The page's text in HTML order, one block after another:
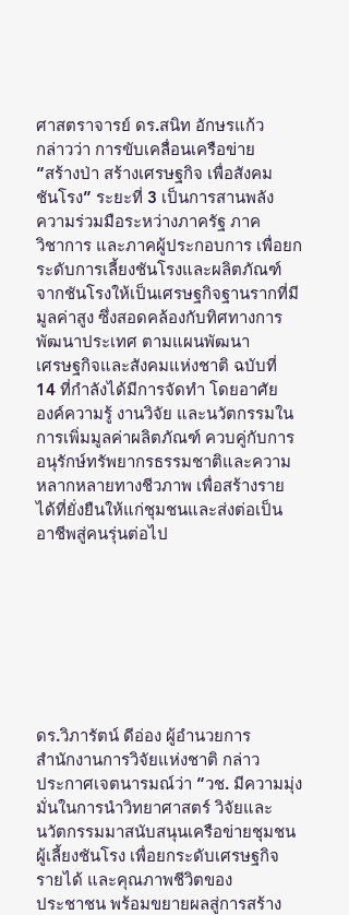
ศาสตราจารย์ ดร.สนิท อักษรแก้ว
กล่าวว่า การขับเคลื่อนเครือข่าย
“สร้างป่า สร้างเศรษฐกิจ เพื่อสังคม
ชันโรง” ระยะที่ 3 เป็นการสานพลัง
ความร่วมมือระหว่างภาครัฐ ภาค
วิชาการ และภาคผู้ประกอบการ เพื่อยก
ระดับการเลี้ยงชันโรงและผลิตภัณฑ์
จากชันโรงให้เป็นเศรษฐกิจฐานรากที่มี
มูลค่าสูง ซึ่งสอดคล้องกับทิศทางการ
พัฒนาประเทศ ตามแผนพัฒนา
เศรษฐกิจและสังคมแห่งชาติ ฉบับที่
14 ที่กำลังได้มีการจัดทำ โดยอาศัย
องค์ความรู้ งานวิจัย และนวัตกรรมใน
การเพิ่มมูลค่าผลิตภัณฑ์ ควบคู่กับการ
อนุรักษ์ทรัพยากรธรรมชาติและความ
หลากหลายทางชีวภาพ เพื่อสร้างราย
ได้ที่ยั่งยืนให้แก่ชุมชนและส่งต่อเป็น
อาชีพสู่คนรุ่นต่อไป
ดร.วิภารัตน์ ดีอ่อง ผู้อำนวยการ
สำนักงานการวิจัยแห่งชาติ กล่าว
ประกาศเจตนารมณ์ว่า “วช. มีความมุ่ง
มั่นในการนำวิทยาศาสตร์ วิจัยและ
นวัตกรรมมาสนับสนุนเครือข่ายชุมชน
ผู้เลี้ยงชันโรง เพื่อยกระดับเศรษฐกิจ
รายได้ และคุณภาพชีวิตของ
ประชาชน พร้อมขยายผลสู่การสร้าง